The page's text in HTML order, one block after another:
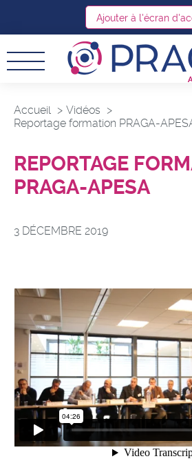
Accueil
Vidéos
Reportage formation PRAGA-
REPORTAGE
PRAGA-APESA
3 DÉCEMBRE 2019
Ajouter à l'écran